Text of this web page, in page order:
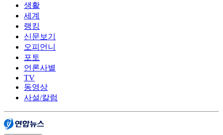
생활
세계
랭킹
신문보기
오피언니
포토
언론사별
TV
동영상
사설/칼럼